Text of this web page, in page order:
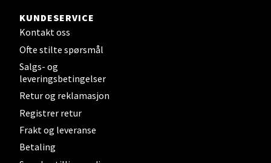
KUNDESERVICE
Kontakt oss
Ofte stilte spørsmål
Salgs- og
leveringsbetingelser
Retur og reklamasjon
Registrer retur
Frakt og leveranse
Betaling
Tromsø - Jekta Storsenter
Åpent i dag 10-21